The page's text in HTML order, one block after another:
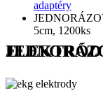
adaptéry
5cm, 1200ks
JEDNORÁZOVÉ PENOVÉ